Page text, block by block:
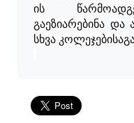
ის
გაეზიარებინა და
სხვა